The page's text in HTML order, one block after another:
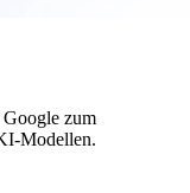
zum
Modellen.